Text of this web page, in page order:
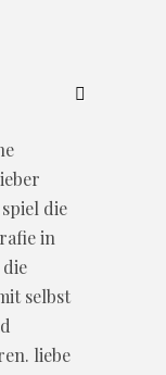
die
in
selbst
liebe